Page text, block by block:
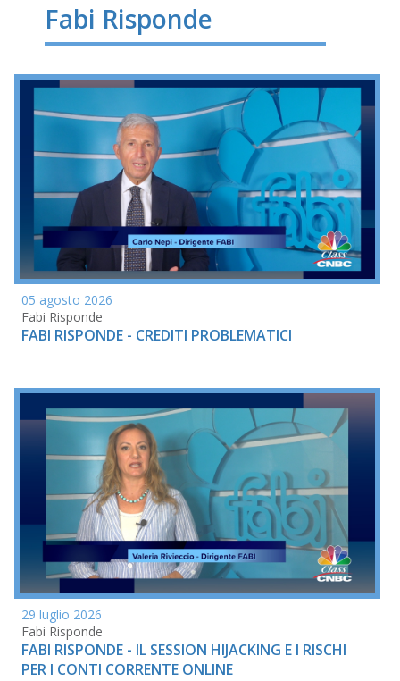
Fabi Risponde
05 agosto 2026
Fabi Risponde
FABI RISPONDE - CREDITI PROBLEMATICI
29 luglio 2026
Fabi Risponde
FABI RISPONDE - IL SESSION HIJACKING E I RISCHI
PER I CONTI CORRENTE ONLINE